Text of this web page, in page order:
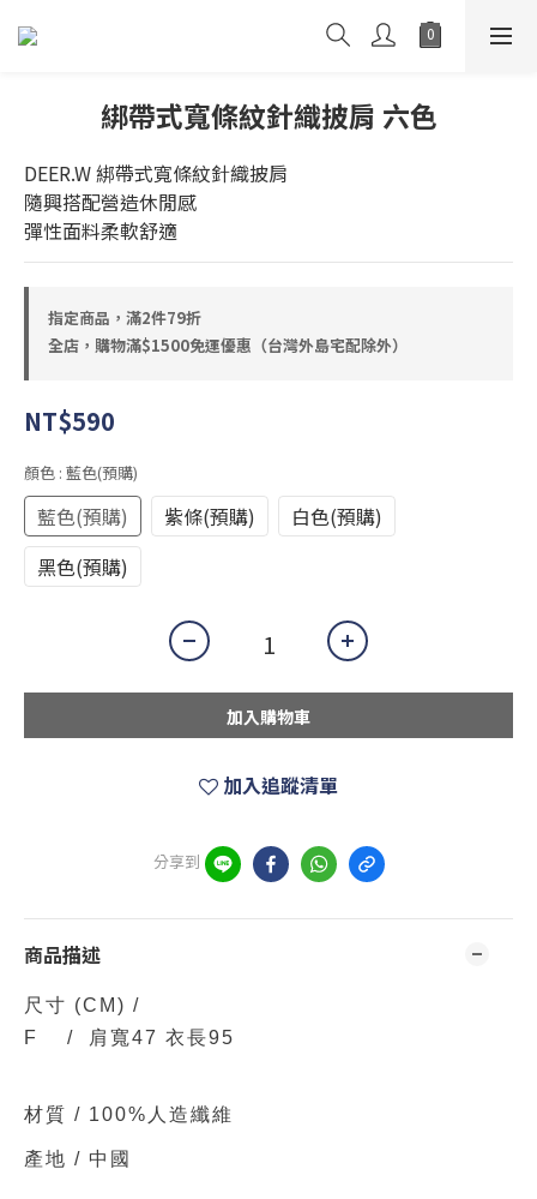
綁帶式寬條紋針織披肩 六色
DEER.W 綁帶式寬條紋針織披肩
隨興搭配營造休閒感
彈性面料柔軟舒適
指定商品，滿2件79折
全店，購物滿$1500免運優惠（台灣外島宅配除外）
NT$590
顏色 : 藍色(預購)
藍色(預購) 紫條(預購)
白色(預購)
黑色(預購)
加入購物車
加入追蹤清單
分享到
商品描述
尺寸 (CM) /
F / 肩寬47 衣長95
材質 / 100%人造纖維
產地 / 中國